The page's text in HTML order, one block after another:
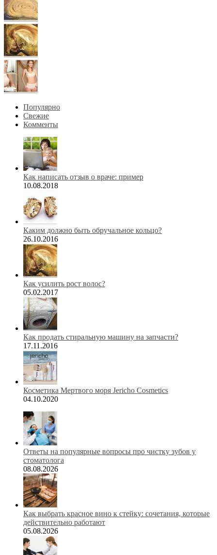
Популярно
Свежие
Комменты
Как написать отзыв о враче: пример
10.08.2018
Каким должно быть обручальное кольцо?
26.10.2016
Как усилить рост волос?
05.02.2017
Как продать стиральную машину на запчасти?
17.11.2016
Косметика Мертвого моря Jericho Cosmetics
04.10.2020
Ответы на популярные вопросы про чистку зубов у
стоматолога
08.08.2026
Как выбрать красное вино к стейку: сочетания, которые
действительно работают
05.08.2026